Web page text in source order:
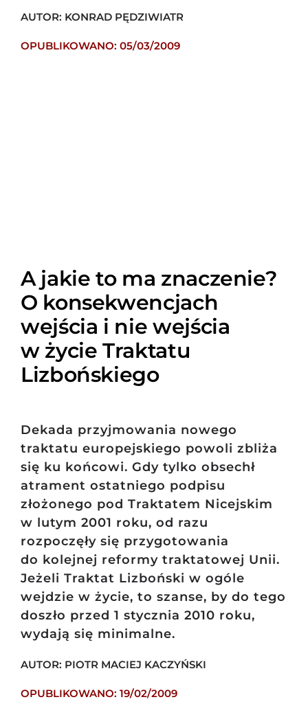
AUTOR: KONRAD PĘDZIWIATR
OPUBLIKOWANO: 05/03/2009
A jakie to ma znaczenie?
O konsekwencjach
wejścia i nie wejścia
w życie Traktatu
Lizbońskiego
Dekada przyjmowania nowego
traktatu europejskiego powoli zbliża
się ku końcowi. Gdy tylko obsechł
atrament ostatniego podpisu
złożonego pod Traktatem Nicejskim
w lutym 2001 roku, od razu
rozpoczęły się przygotowania
do kolejnej reformy traktatowej Unii.
Jeżeli Traktat Lizboński w ogóle
wejdzie w życie, to szanse, by do tego
doszło przed 1 stycznia 2010 roku,
wydają się minimalne.
AUTOR: PIOTR MACIEJ KACZYŃSKI
OPUBLIKOWANO: 19/02/2009